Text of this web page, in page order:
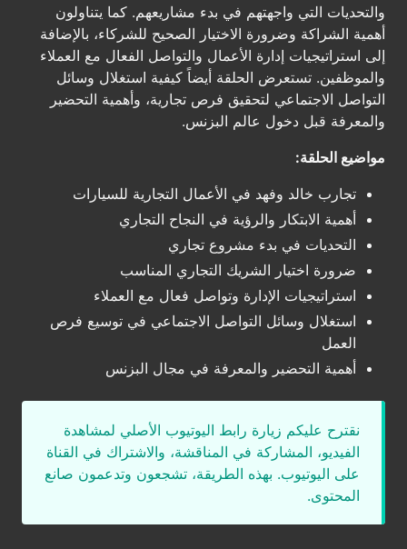
والتحديات التي واجهتهم في بدء مشاريعهم. كما يتناولون
أهمية الشراكة وضرورة الاختيار الصحيح للشركاء، بالإضافة
إلى استراتيجيات إدارة الأعمال والتواصل الفعال مع العملاء
والموظفين. تستعرض الحلقة أيضاً كيفية استغلال وسائل
التواصل الاجتماعي لتحقيق فرص تجارية، وأهمية التحضير
والمعرفة قبل دخول عالم البزنس.
مواضيع الحلقة:
تجارب خالد وفهد في الأعمال التجارية للسيارات
أهمية الابتكار والرؤية في النجاح التجاري
التحديات في بدء مشروع تجاري
ضرورة اختيار الشريك التجاري المناسب
استراتيجيات الإدارة وتواصل فعال مع العملاء
استغلال وسائل التواصل الاجتماعي في توسيع فرص
العمل
أهمية التحضير والمعرفة في مجال البزنس
نقترح عليكم زيارة رابط اليوتيوب الأصلي لمشاهدة
الفيديو، المشاركة في المناقشة، والاشتراك في القناة
على اليوتيوب. بهذه الطريقة، تشجعون وتدعمون صانع
المحتوى.